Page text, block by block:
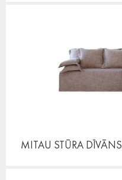
MITAU STŪRA DĪVĀNS